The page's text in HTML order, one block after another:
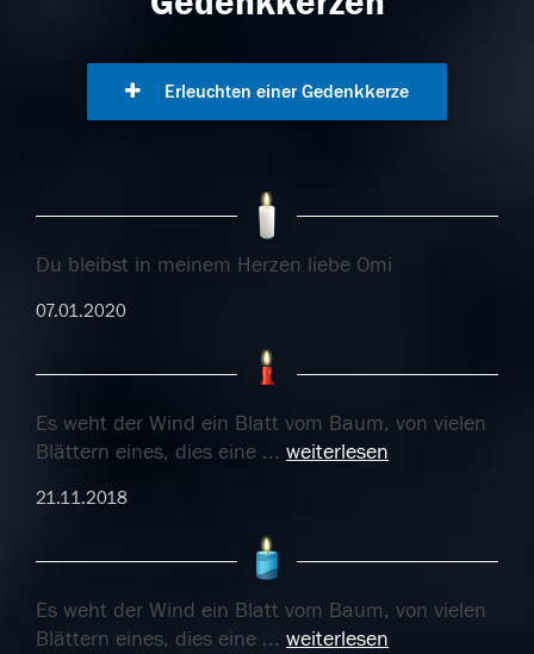
Erleuchten einer Gedenkkerze
Du bleibst in meinem Herzen liebe Omi
07.01.2020
Es weht der Wind ein Blatt vom Baum, von vielen
Blättern eines, dies eine ... weiterlesen
21.11.2018
Es weht der Wind ein Blatt vom Baum, von vielen
Blättern eines, dies eine ... weiterlesen